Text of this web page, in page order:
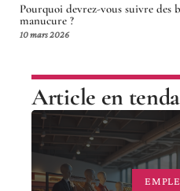
Pourquoi devrez-vous suivre des
manucure ?
10 mars 2026
Article en